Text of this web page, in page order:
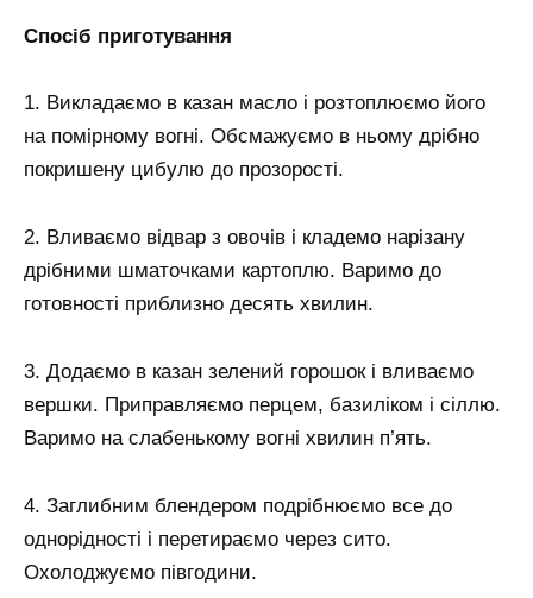
Спосіб приготування
1. Викладаємо в казан масло і розтоплюємо його
на помірному вогні. Обсмажуємо в ньому дрібно
покришену цибулю до прозорості.
2. Вливаємо відвар з овочів і кладемо нарізану
дрібними шматочками картоплю. Варимо до
готовності приблизно десять хвилин.
3. Додаємо в казан зелений горошок і вливаємо
вершки. Приправляємо перцем, базиліком і сіллю.
Варимо на слабенькому вогні хвилин п’ять.
4. Заглибним блендером подрібнюємо все до
однорідності і перетираємо через сито.
Охолоджуємо півгодини.